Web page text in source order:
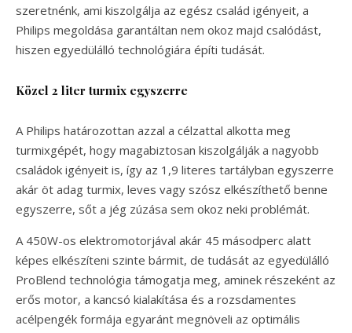
szeretnénk, ami kiszolgálja az egész család igényeit, a
Philips megoldása garantáltan nem okoz majd csalódást,
hiszen egyedülálló technológiára építi tudását.
Közel 2 liter turmix egyszerre
A Philips határozottan azzal a célzattal alkotta meg
turmixgépét, hogy magabiztosan kiszolgálják a nagyobb
családok igényeit is, így az 1,9 literes tartályban egyszerre
akár öt adag turmix, leves vagy szósz elkészíthető benne
egyszerre, sőt a jég zúzása sem okoz neki problémát.
A 450W-os elektromotorjával akár 45 másodperc alatt
képes elkészíteni szinte bármit, de tudását az egyedülálló
ProBlend technológia támogatja meg, aminek részeként az
erős motor, a kancsó kialakítása és a rozsdamentes
acélpengék formája egyaránt megnöveli az optimális